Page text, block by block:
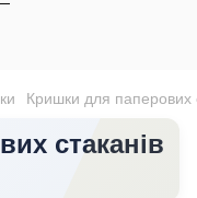
Кришки для паперових
стаканів